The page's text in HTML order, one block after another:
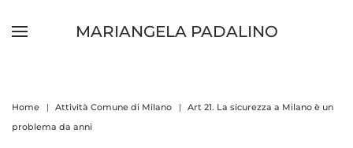
Skip to main content
MARIANGELA PADALINO
Home Attività Comune di Milano
Art 21. La sicurezza a Milano è un
problema da anni